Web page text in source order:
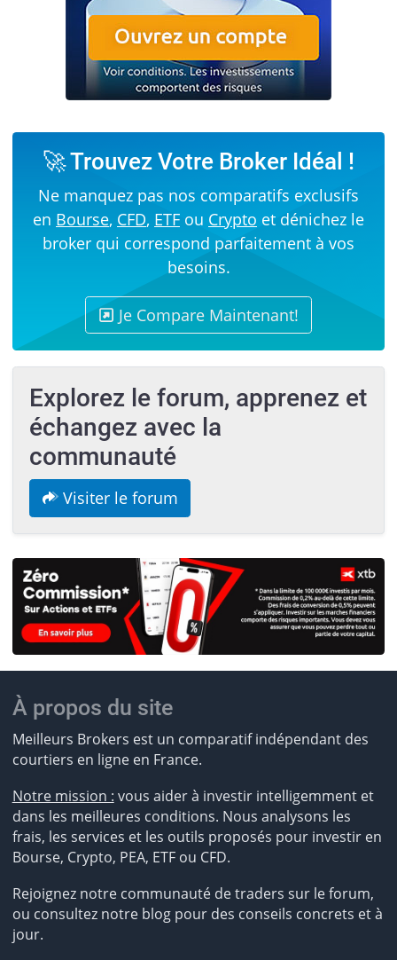
🚀 Trouvez Votre Broker Idéal !
Ne manquez pas nos comparatifs exclusifs
en Bourse, CFD, ETF ou Crypto et dénichez le
broker qui correspond parfaitement à vos
besoins.
Je Compare Maintenant!
Explorez le forum, apprenez et
échangez avec la
communauté
Visiter le forum
À propos du site
Meilleurs Brokers est un comparatif indépendant des
courtiers en ligne en France.
Notre mission : vous aider à investir intelligemment et
dans les meilleures conditions. Nous analysons les
frais, les services et les outils proposés pour investir en
Bourse, Crypto, PEA, ETF ou CFD.
Rejoignez notre communauté de traders sur le forum,
ou consultez notre blog pour des conseils concrets et à
jour.